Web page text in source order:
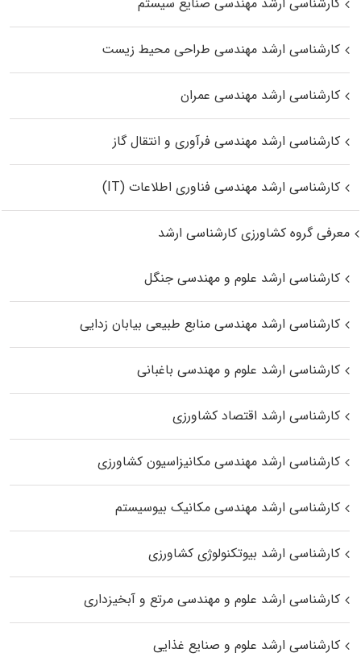
کارشناسی ارشد مهندسی طراحی محیط زیست
کارشناسی ارشد مهندسی عمران
کارشناسی ارشد مهندسی فرآوری و انتقال گاز
کارشناسی ارشد مهندسی فناوری اطلاعات (IT)
معرفی گروه کشاورزی کارشناسی ارشد
کارشناسی ارشد علوم و مهندسی جنگل
کارشناسی ارشد مهندسی منابع طبیعی بیابان زدایی
کارشناسی ارشد علوم و مهندسی باغبانی
کارشناسی ارشد اقتصاد کشاورزی
کارشناسی ارشد مهندسی مکانیزاسیون کشاورزی
کارشناسی ارشد مهندسی مکانیک بیوسیستم
کارشناسی ارشد بیوتکنولوژی کشاورزی
کارشناسی ارشد علوم و مهندسی مرتع و آبخیزداری
کارشناسی ارشد علوم و صنایع غذایی